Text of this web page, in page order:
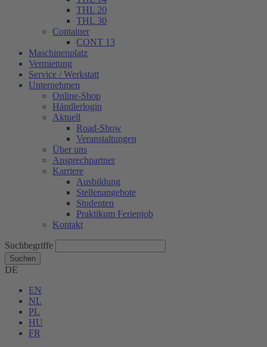
THL 20
THL 30
Container
CONT 13
Maschinenplatz
Vermietung
Service / Werkstatt
Unternehmen
Online-Shop
Händlerlogin
Aktuell
Road-Show
Veranstaltungen
Über uns
Ansprechpartner
Karriere
Ausbildung
Stellenangebote
Studenten
Praktikum Ferienjob
Kontakt
Suchbegriffe
Suchen
DE
EN
NL
PL
HU
FR